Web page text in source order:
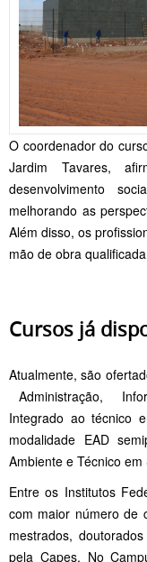
O coordenador do
Jardim Tavares,
desenvolvimento
melhorando as
Além disso, os
mão de obra
Cursos já
Atualmente, são
Administração,
Integrado ao técnico
modalidade EAD
Ambiente e Técnico
Entre os Institutos
com maior número de
mestrados,
pela Capes. No